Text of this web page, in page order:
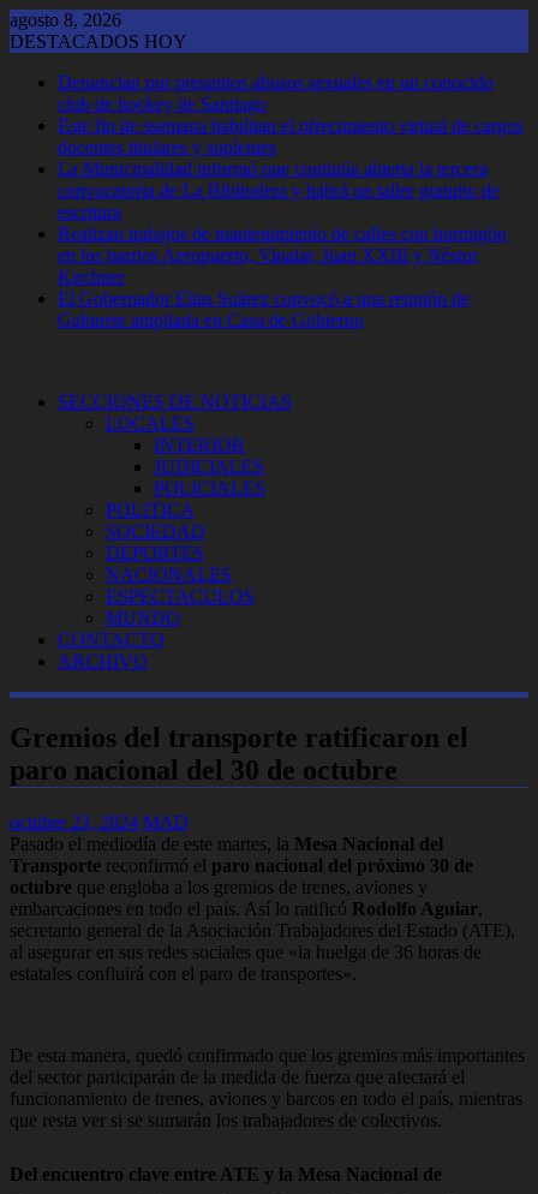
Saltar
al
agosto 8, 2026
DESTACADOS HOY
Denuncian por presuntos abusos sexuales en un conocido
club de hockey de Santiago
Este fin de ssemana habilitan el ofrecimiento virtual de cargos
docentes titulares y suplentes
La Municipalidad informó que continúa abierta la tercera
convocatoria de La Bibliodera y habrá un taller gratuito de
escritura
Realizan trabajos de mantenimiento de calles con hormigón
en los barrios Aeropuerto, Vinalar, Juan XXIII y Néstor
Kirchner
El Gobernador Elias Suárez convocó a una reunión de
Gabinete ampliada en Casa de Gobierno
SECCIONES DE NOTICIAS
LOCALES
INTERIOR
JUDICIALES
POLICIALES
POLITICA
SOCIEDAD
DEPORTES
NACIONALES
ESPECTACULOS
MUNDO
CONTACTO
ARCHIVO
Gremios del transporte ratificaron el
paro nacional del 30 de octubre
octubre 23, 2024 MAD
Pasado el mediodía de este martes, la Mesa Nacional del
Transporte reconfirmó el paro nacional del próximo 30 de
octubre que engloba a los gremios de trenes, aviones y
embarcaciones en todo el país. Así lo ratificó Rodolfo Aguiar,
secretario general de la Asociación Trabajadores del Estado (ATE),
al asegurar en sus redes sociales que «la huelga de 36 horas de
estatales confluirá con el paro de transportes».
De esta manera, quedó confirmado que los gremios más importantes
del sector participarán de la medida de fuerza que afectará el
funcionamiento de trenes, aviones y barcos en todo el país, mientras
que resta ver si se sumarán los trabajadores de colectivos.
Del encuentro clave entre ATE y la Mesa Nacional de